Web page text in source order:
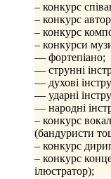
– конкурс
– конкурс
– конкурс
– конкурси
–– фортепіано;
–– струнні
–– духові
–– ударні
–– народні
– конкурс
(бандуристи
– конкурс
– конкурс
ілюстратор);